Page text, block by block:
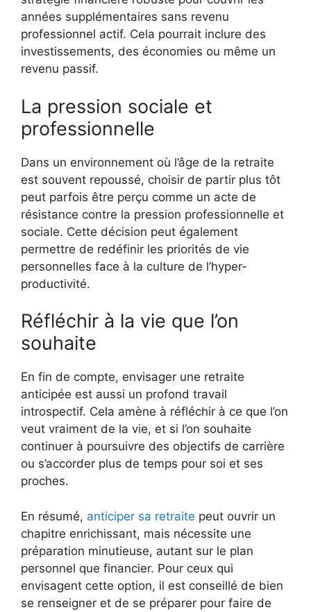
années supplémentaires sans revenu
professionnel actif. Cela pourrait inclure des
investissements, des économies ou même un
revenu passif.
La pression sociale et
professionnelle
Dans un environnement où l’âge de la retraite
est souvent repoussé, choisir de partir plus tôt
peut parfois être perçu comme un acte de
résistance contre la pression professionnelle et
sociale. Cette décision peut également
permettre de redéfinir les priorités de vie
personnelles face à la culture de l’hyper-
productivité.
Réfléchir à la vie que l’on
souhaite
En fin de compte, envisager une retraite
anticipée est aussi un profond travail
introspectif. Cela amène à réfléchir à ce que l’on
veut vraiment de la vie, et si l’on souhaite
continuer à poursuivre des objectifs de carrière
ou s’accorder plus de temps pour soi et ses
proches.
En résumé, anticiper sa retraite peut ouvrir un
chapitre enrichissant, mais nécessite une
préparation minutieuse, autant sur le plan
personnel que financier. Pour ceux qui
envisagent cette option, il est conseillé de bien
se renseigner et de se préparer pour faire de